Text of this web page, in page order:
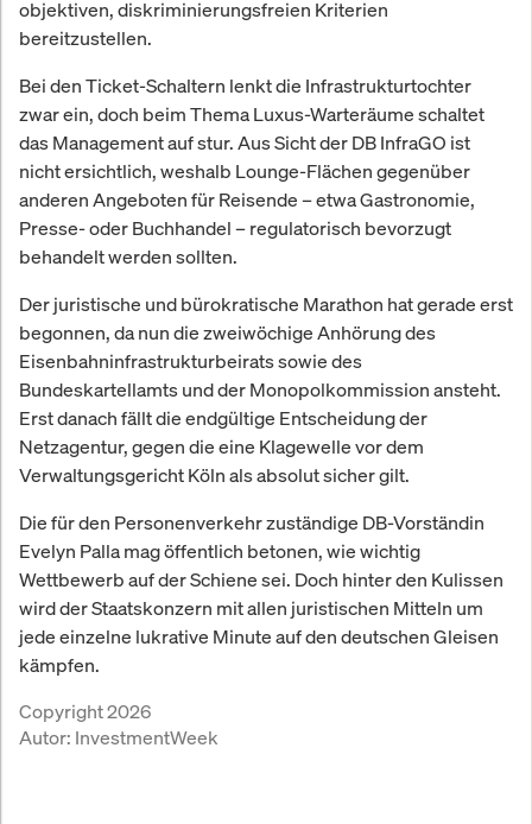
objektiven, diskriminierungsfreien Kriterien
bereitzustellen.
Bei den Ticket-Schaltern lenkt die Infrastrukturtochter
zwar ein, doch beim Thema Luxus-Warteräume schaltet
das Management auf stur. Aus Sicht der DB InfraGO ist
nicht ersichtlich, weshalb Lounge-Flächen gegenüber
anderen Angeboten für Reisende – etwa Gastronomie,
Presse- oder Buchhandel – regulatorisch bevorzugt
behandelt werden sollten.
Der juristische und bürokratische Marathon hat gerade erst
begonnen, da nun die zweiwöchige Anhörung des
Eisenbahninfrastrukturbeirats sowie des
Bundeskartellamts und der Monopolkommission ansteht.
Erst danach fällt die endgültige Entscheidung der
Netzagentur, gegen die eine Klagewelle vor dem
Verwaltungsgericht Köln als absolut sicher gilt.
Die für den Personenverkehr zuständige DB-Vorständin
Evelyn Palla mag öffentlich betonen, wie wichtig
Wettbewerb auf der Schiene sei. Doch hinter den Kulissen
wird der Staatskonzern mit allen juristischen Mitteln um
jede einzelne lukrative Minute auf den deutschen Gleisen
kämpfen.
Copyright 2026
Autor: InvestmentWeek